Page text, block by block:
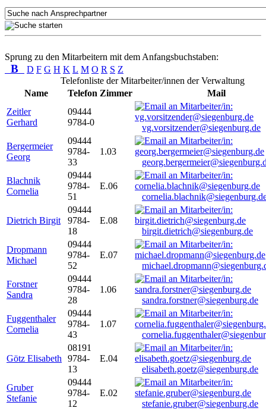
Sprung zu den Mitarbeitern mit dem Anfangsbuchstaben:
B D F G H K L M O R S Z
Telefonliste der Mitarbeiter/innen der Verwaltung
Name
Telefon Zimmer
Mail
Zeitler
Gerhard
09444
9784-0
vg.vorsitzender@siegenburg.de
Bergermeier
Georg
09444
9784-
33
1.03
Blachnik
Cornelia
09444
9784-
51
E.06
Dietrich Birgit
09444
9784-
18
E.08
birgit.dietrich@siegenburg.de
Dropmann
Michael
09444
9784-
52
E.07
Forstner
Sandra
09444
9784-
28
1.06
sandra.forstner@siegenburg.de
Fuggenthaler
Cornelia
09444
9784-
43
1.07
Götz Elisabeth
08191
9784-
13
E.04
elisabeth.goetz@siegenburg.de
Gruber
Stefanie
09444
9784-
12
E.02
stefanie.gruber@siegenburg.de